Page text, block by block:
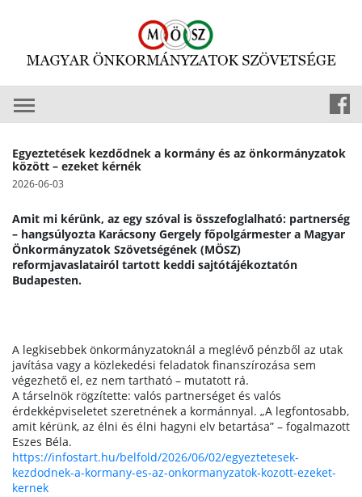
Egyeztetések kezdődnek a kormány és az önkormányzatok
között – ezeket kérnék
2026-06-03
Amit mi kérünk, az egy szóval is összefoglalható: partnerség
– hangsúlyozta Karácsony Gergely főpolgármester a Magyar
Önkormányzatok Szövetségének (MÖSZ)
reformjavaslatairól tartott keddi sajtótájékoztatón
Budapesten.
A legkisebbek önkormányzatoknál a meglévő pénzből az utak
javítása vagy a közlekedési feladatok finanszírozása sem
végezhető el, ez nem tartható – mutatott rá.
A társelnök rögzítette: valós partnerséget és valós
érdekképviseletet szeretnének a kormánnyal. „A legfontosabb,
amit kérünk, az élni és élni hagyni elv betartása” – fogalmazott
Eszes Béla.
https://infostart.hu/belfold/2026/06/02/egyeztetesek-
kezdodnek-a-kormany-es-az-onkormanyzatok-kozott-ezeket-
kernek